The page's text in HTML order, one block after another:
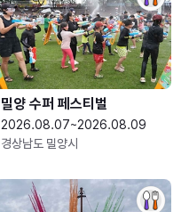
밀양 수퍼 페스티벌
2026.08.07~2026.08.09
경상남도 밀양시